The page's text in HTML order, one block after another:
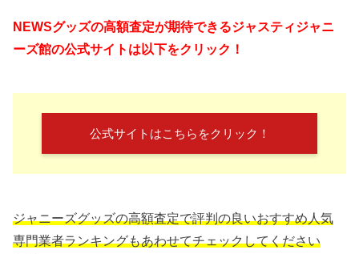
NEWSグッズの高額査定が期待できるジャスティジャニ
ーズ館の公式サイトは以下をクリック！
公式サイトはこちらをクリック！
ジャニーズグッズの高額査定で評判の良いおすすめ人気
専門業者ランキングもあわせてチェックしてください